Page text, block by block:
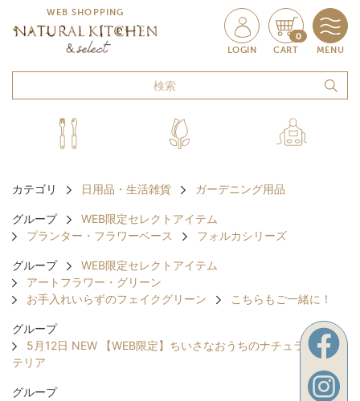
WEB SHOPPING
LOGIN
0
CART MENU
カテゴリ 日用品・生活雑貨 ガーデニング用品
グループ
WEB限定セレクトアイテム
プランター・フラワーベース
フォルカシリーズ
グループ
WEB限定セレクトアイテム
アートフラワー・グリーン
お手入れいらずのフェイクグリーン
こちらもご一緒に！
グループ
5月12日 NEW 【WEB限定】ちいさなおうちのナチュラルイン
テリア
グループ